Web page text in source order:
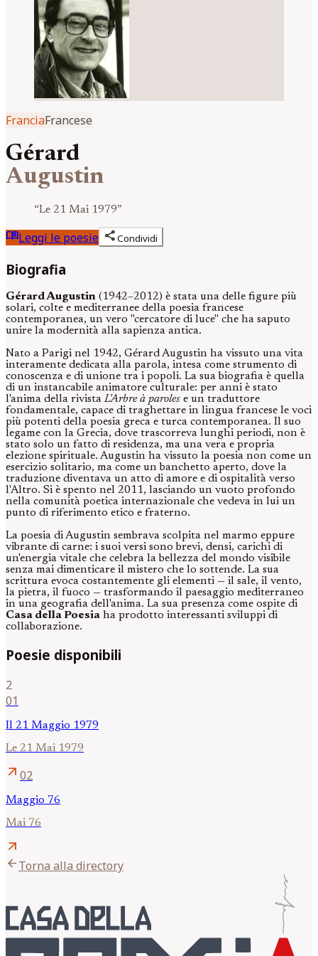
FranciaFrancese
Gérard
Augustin
“Le 21 Mai 1979”
menu_bookLeggi le poesie shareCondividi
Biografia
Gérard Augustin (1942–2012) è stata una delle figure più
solari, colte e mediterranee della poesia francese
contemporanea, un vero "cercatore di luce" che ha saputo
unire la modernità alla sapienza antica.
Nato a Parigi nel 1942, Gérard Augustin ha vissuto una vita
interamente dedicata alla parola, intesa come strumento di
conoscenza e di unione tra i popoli. La sua biografia è quella
di un instancabile animatore culturale: per anni è stato
l'anima della rivista L'Arbre à paroles e un traduttore
fondamentale, capace di traghettare in lingua francese le voci
più potenti della poesia greca e turca contemporanea. Il suo
legame con la Grecia, dove trascorreva lunghi periodi, non è
stato solo un fatto di residenza, ma una vera e propria
elezione spirituale. Augustin ha vissuto la poesia non come un
esercizio solitario, ma come un banchetto aperto, dove la
traduzione diventava un atto di amore e di ospitalità verso
l'Altro. Si è spento nel 2011, lasciando un vuoto profondo
nella comunità poetica internazionale che vedeva in lui un
punto di riferimento etico e fraterno.
La poesia di Augustin sembrava scolpita nel marmo eppure
vibrante di carne: i suoi versi sono brevi, densi, carichi di
un'energia vitale che celebra la bellezza del mondo visibile
senza mai dimenticare il mistero che lo sottende. La sua
scrittura evoca costantemente gli elementi — il sale, il vento,
la pietra, il fuoco — trasformando il paesaggio mediterraneo
in una geografia dell'anima. La sua presenza come ospite di
Casa della Poesia ha prodotto interessanti sviluppi di
collaborazione.
Poesie disponibili
2
01
Il 21 Maggio 1979
Le 21 Mai 1979
arrow_outward 02
Maggio 76
Mai 76
arrow_outward
arrow_backTorna alla directory